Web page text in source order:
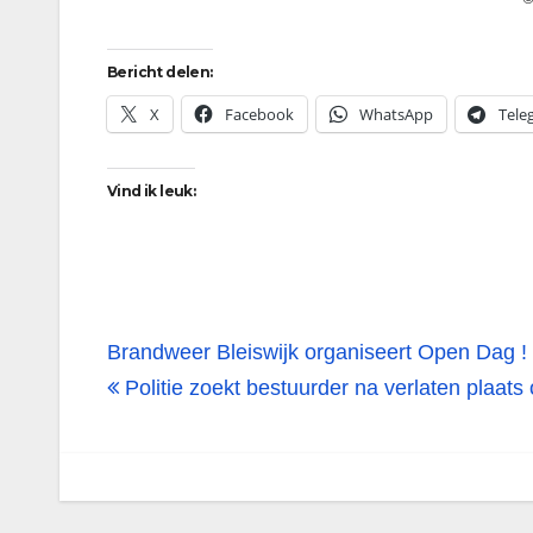
Bericht delen:
X Facebook WhatsApp
Vind ik leuk:
Bericht
navigatie
Brandweer Bleiswijk organiseert Open Dag !
Politie zoekt bestuurder na verlaten